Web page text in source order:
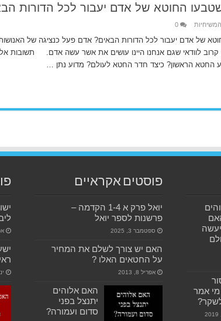
החוטא של אדם יעבור לכל הדורות
המשיחיות 0
של אדם יעבור לכל הדורות הבאים? אדם פעל כנציגה של האנושות.
לוודאי שגם אנחנו היינו עושים את אשר עשה אדם. תשובות
החטא הראשון? כיצד חדר החטא לעולם? מדוע נתן …
אמר
פוסטים אקראיים
יואל פרק א 1-4 הקדמה –
פרשנות לספר יואל
ספטמבר 3, 2025
האם יש צורך לשלם את המחיר
על החטאים האלו ?
אפריל 8, 2013
האם אלוהים
יתנצל בפני
סדום ועמורה?